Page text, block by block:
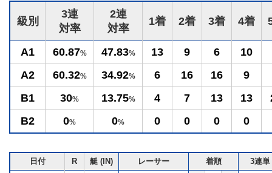
級別
3連
対率
2連
対率
1着 2着 3着 4着
A1 60.87% 47.83% 13 9 6
10
A2
60.32% 34.92% 6 16 16
9
B1
30% 13.75% 4 7 13 13
B2
0% 0% 0 0 0 0
日付 R 艇 (IN) レーサー 着順
3連単